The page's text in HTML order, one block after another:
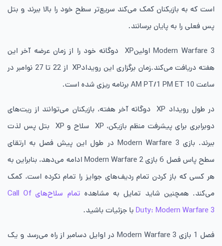
است که به بازیکنان کمک می‌کند سریع‌تر سطح خود را بالا ببرند و بتل
پس فعلی را به پایان برسانند.
Modern Warfare 3 اولینXP دوگانه خود را از زمان عرضه آخر این
هفته دریافت می‌کند.زمان برگزاری این رویدادXP از 22 تا 27 نوامبر در
ساعت 10 AM PT/1 PM ET برنامه ریزی شده است.
در طول رویداد XP دوگانه آخر هفته، بازیکنان می‌توانند از ریت‌های
دوبرابری برای پیشرفت منظم بازیکن، XP سلاح و XP بتل پس لذت
ببرند. بازی Modern Warfare 3 در طول این پیش فصل به ارتقای
سطح پاس فصل 6 بازی Modern Warfare 2 ادامه می‌دهد، بنابراین به
هر کسی که باز کردن تمام ردیف‌های جوایز را تمام نکرده است، کمک
می‌کند. همچنین شاید تمایل به مشاهده
تمام سلاح‌های Call Of
Duty: Modern Warfare 3 با جزئیات باشید.
فصل 1 بازی Modern Warfare 3 در اوایل دسامبر از راه می‌رسد و یک